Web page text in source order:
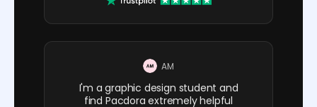
AM
I'm a graphic design student and
find Pacdora extremely helpful